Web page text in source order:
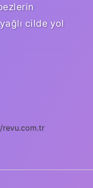
yağlı cilde yol
revu.com.tr